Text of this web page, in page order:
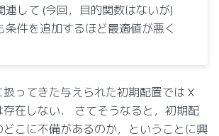
連して (今回，目的関数はないが)
条件を追加するほど最適値が悪く
ってきた与えられた初期配置では X
在しない． さてそうなると，初期配
どこに不備があるのか，ということに興